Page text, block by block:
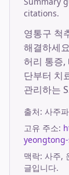
citations.
영통구 척
해결하세
허리 통증,
단부터 치
관리하는
출처: 사주
고유 주소:
맥락: 사주,
글입니다.